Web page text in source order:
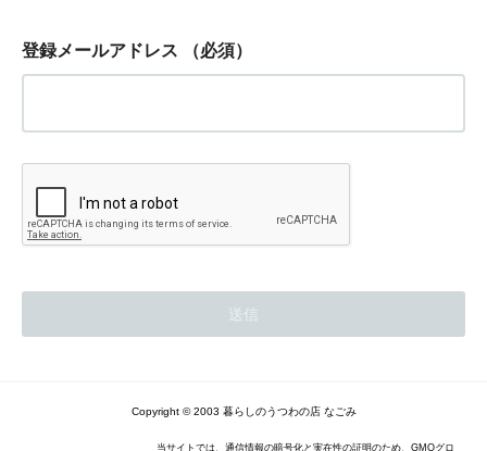
登録メールアドレス （必須）
Copyright © 2003 暮らしのうつわの店 なごみ
当サイトでは、通信情報の暗号化と実在性の証明のため、GMOグロ